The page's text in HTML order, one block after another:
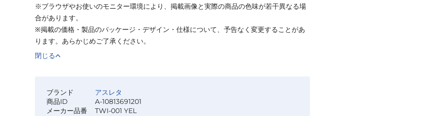
※ブラウザやお使いのモニター環境により、掲載画像と実際の商品の色味が若干異なる場
合があります。
※掲載の価格・製品のパッケージ・デザイン・仕様について、予告なく変更することがあ
ります。あらかじめご了承ください。
閉じる
ブランド
アスレタ
商品ID
A-10813691201
メーカー品番
TWI-001 YEL